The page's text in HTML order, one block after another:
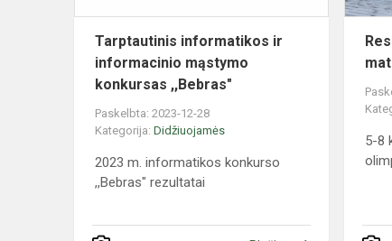
Tarptautinis informatikos ir
informacinio mąstymo
konkursas ,,Bebras"
Paskelbta: 2023-12-28
Kategorija: Didžiuojamės
2023 m. informatikos konkurso
,,Bebras" rezultatai
5-8